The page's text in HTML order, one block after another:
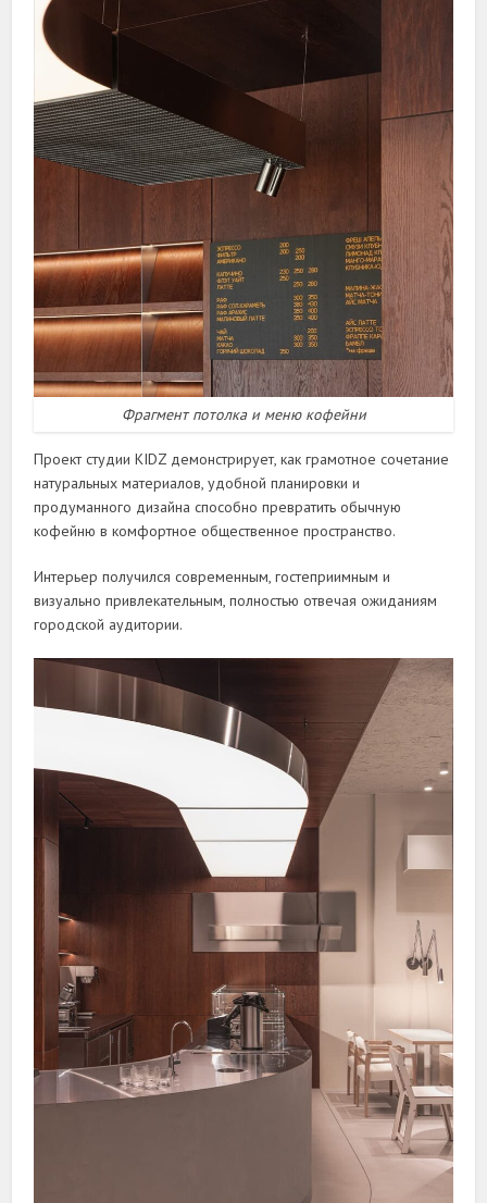
Фрагмент потолка и меню кофейни
Проект студии KIDZ демонстрирует, как грамотное сочетание
натуральных материалов, удобной планировки и
продуманного дизайна способно превратить обычную
кофейню в комфортное общественное пространство.
Интерьер получился современным, гостеприимным и
визуально привлекательным, полностью отвечая ожиданиям
городской аудитории.